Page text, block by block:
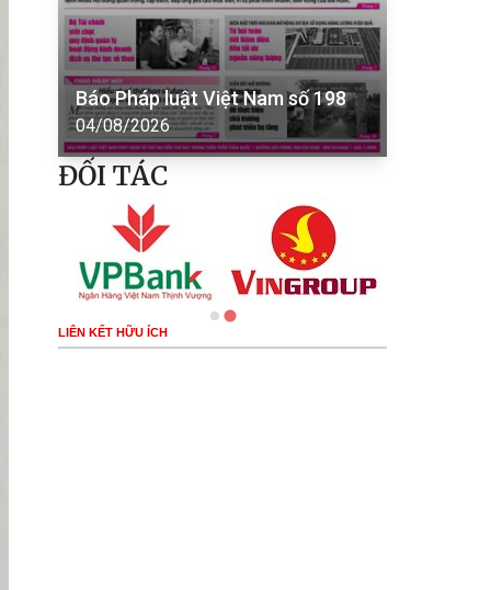
Báo Pháp luật Việt Nam số 198
04/08/2026
ĐỐI TÁC
LIÊN KẾT HỮU ÍCH